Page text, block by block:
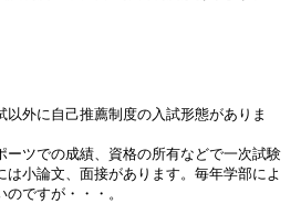
外に自己推薦制度の入試形態がありま
ツでの成績、資格の所有などで一次試験
小論文、面接があります。毎年学部によ
ですが・・・。